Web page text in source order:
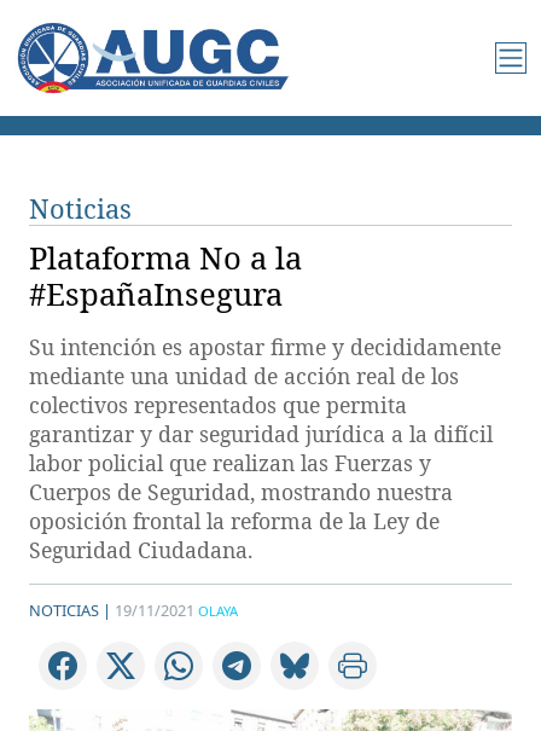
Noticias
Plataforma No a la
#EspañaInsegura
Su intención es apostar firme y decididamente
mediante una unidad de acción real de los
colectivos representados que permita
garantizar y dar seguridad jurídica a la difícil
labor policial que realizan las Fuerzas y
Cuerpos de Seguridad, mostrando nuestra
oposición frontal la reforma de la Ley de
Seguridad Ciudadana.
NOTICIAS | 19/11/2021 OLAYA